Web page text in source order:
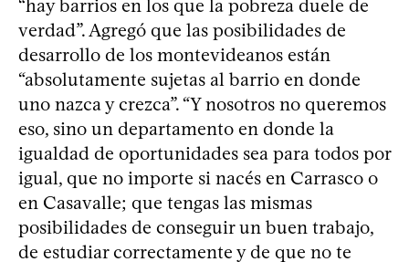
“hay barrios en los que la pobreza duele de
verdad”. Agregó que las posibilidades de
desarrollo de los montevideanos están
“absolutamente sujetas al barrio en donde
uno nazca y crezca”. “Y nosotros no queremos
eso, sino un departamento en donde la
igualdad de oportunidades sea para todos por
igual, que no importe si nacés en Carrasco o
en Casavalle; que tengas las mismas
posibilidades de conseguir un buen trabajo,
de estudiar correctamente y de que no te